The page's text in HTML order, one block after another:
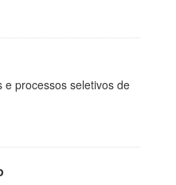
e processos seletivos de